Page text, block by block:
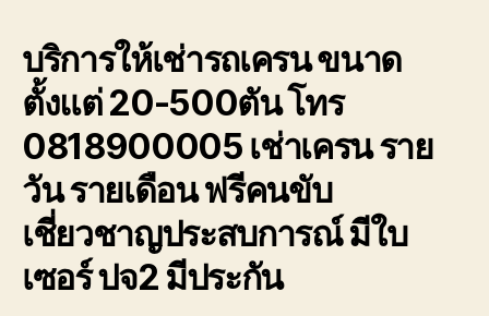
ของ
ขึ้น
ดาดฟ้า
ตึก
สูง
ยก
ส่ง
ชิ้น
บริการให้เช่ารถเครน ขนาด
ตั้งแต่ 20-500ตัน โทร
0818900005 เช่าเครน ราย
วัน รายเดือน ฟรีคนขับ
เชี่ยวชาญประสบการณ์ มีใบ
เซอร์ ปจ2 มีประกัน